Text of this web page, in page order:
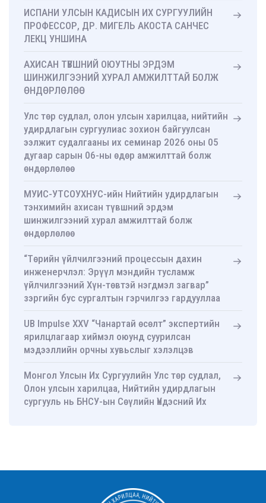
ИСПАНИ УЛСЫН КАДИСЫН ИХ СУРГУУЛИЙН
ПРОФЕССОР, ДР. МИГЕЛЬ АКОСТА САНЧЕС
ЛЕКЦ УНШИНА
АХИСАН ТҮВШНИЙ ОЮУТНЫ ЭРДЭМ
ШИНЖИЛГЭЭНИЙ ХУРАЛ АМЖИЛТТАЙ БОЛЖ
ӨНДӨРЛӨЛӨӨ
Улс төр судлал, олон улсын харилцаа, нийтийн
удирдлагын сургуулиас зохион байгуулсан
ээлжит судалгааны их семинар 2026 оны 05
дугаар сарын 06-ны өдөр амжилттай болж
өндөрлөлөө
МУИС-УТСОУХНУС-ийн Нийтийн удирдлагын
тэнхимийн ахисан түвшний эрдэм
шинжилгээний хурал амжилттай болж
өндөрлөлөө
“Төрийн үйлчилгээний процессын дахин
инженерчлэл: Эрүүл мэндийн тусламж
үйлчилгээний Хүн-төвтэй нэгдмэл загвар”
зэргийн бус сургалтын гэрчилгээ гардууллаа
UB Impulse XXV “Чанартай өсөлт” экспертийн
ярилцлагаар хиймэл оюунд суурилсан
мэдээллийн орчны хувьслыг хэлэлцэв
Монгол Улсын Их Сургуулийн Улс төр судлал,
Олон улсын харилцаа, Нийтийн удирдлагын
сургууль нь БНСУ-ын Сөүлийн Үндэсний Их
гавьяаны улаан тугийн одонгоор шагнууллаа